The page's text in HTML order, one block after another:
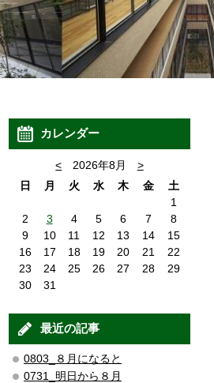
カレンダー
< 2026年8月
>
日
月 火 水 木 金
土
1
2
3 4 5 6 7
8
9
10 11 12 13 14
15
16
17 18 19 20 21
22
23
24 25 26 27 28
29
30
31
最近の記事
0803_８月になると
0731_明日から８月